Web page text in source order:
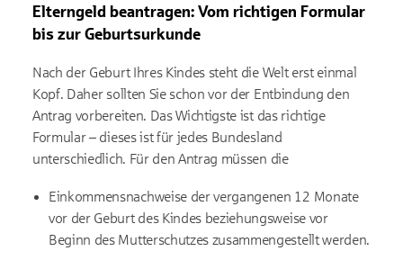
Elterngeld beantragen: Vom richtigen Formular
bis zur Geburtsurkunde
Nach der Geburt Ihres Kindes steht die Welt erst einmal
Kopf. Daher sollten Sie schon vor der Entbindung den
Antrag vorbereiten. Das Wichtigste ist das richtige
Formular – dieses ist für jedes Bundesland
unterschiedlich. Für den Antrag müssen die
Einkommensnachweise der vergangenen 12 Monate
vor der Geburt des Kindes beziehungsweise vor
Beginn des Mutterschutzes zusammengestellt werden.